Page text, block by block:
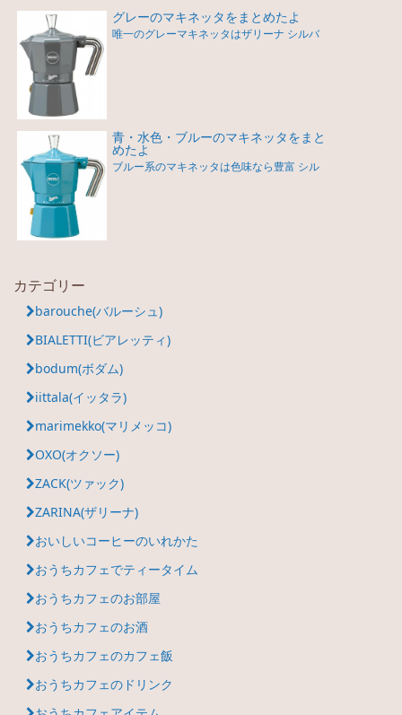
グレーのマキネッタをまとめたよ
唯一のグレーマキネッタはザリーナ シルバ
青・水色・ブルーのマキネッタをまと
めたよ
ブルー系のマキネッタは色味なら豊富 シル
カテゴリー
barouche(バルーシュ)
BIALETTI(ビアレッティ)
bodum(ボダム)
iittala(イッタラ)
marimekko(マリメッコ)
OXO(オクソー)
ZACK(ツァック)
ZARINA(ザリーナ)
おいしいコーヒーのいれかた
おうちカフェでティータイム
おうちカフェのお部屋
おうちカフェのお酒
おうちカフェのカフェ飯
おうちカフェのドリンク